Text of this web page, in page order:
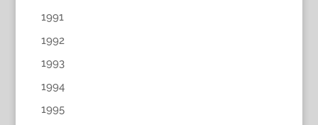
1991
1992
1993
1994
1995